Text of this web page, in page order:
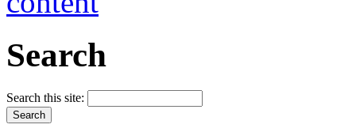
Search
Search this site: